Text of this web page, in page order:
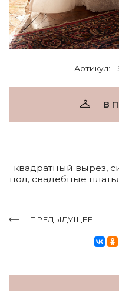
Артикул:
В
квадратный вырез,
пол, свадебные
ПРЕДЫДУЩЕЕ